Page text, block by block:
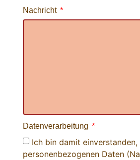
Nachricht
Datenverarbeitung
Ich bin damit einverstanden,
personenbezogenen Daten